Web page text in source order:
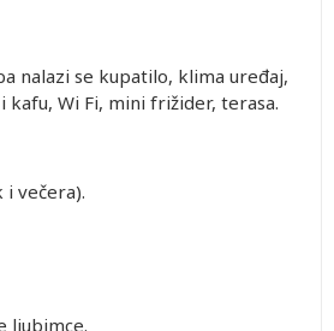
nalazi se kupatilo, klima uređaj,
kafu, Wi Fi, mini frižider, terasa.
i večera).
ljubimce.